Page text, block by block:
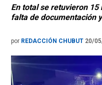
En total se retuvieron
falta de documentación
por REDACCIÓN CHUBUT 20/